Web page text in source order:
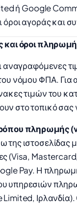
ή Google
όροι αγοράς και
και όροι
αναγραφόμενες
νόμου ΦΠΑ. Για
τιμών του
στο τοπικό σας
πληρωμής
της ιστοσελίδας
(Visa,
Pay. Η
υπηρεσιών
Ιρλανδία).